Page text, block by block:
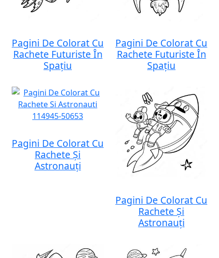
Pagini De Colorat Cu
Rachete Futuriste În
Spațiu
Pagini De Colorat Cu
Rachete Futuriste În
Spațiu
Pagini De Colorat Cu
Rachete Și
Astronauți
Pagini De Colorat Cu
Rachete Și
Astronauți